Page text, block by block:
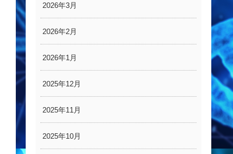
2026年3月
2026年2月
2026年1月
2025年12月
2025年11月
2025年10月